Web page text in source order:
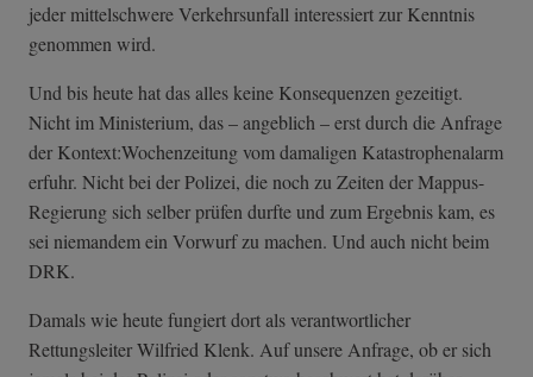
jeder mittelschwere Verkehrsunfall interessiert zur Kenntnis
genommen wird.
Und bis heute hat das alles keine Konsequenzen gezeitigt.
Nicht im Ministerium, das – angeblich – erst durch die Anfrage
der Kontext:Wochenzeitung vom damaligen Katastrophenalarm
erfuhr. Nicht bei der Polizei, die noch zu Zeiten der Mappus-
Regierung sich selber prüfen durfte und zum Ergebnis kam, es
sei niemandem ein Vorwurf zu machen. Und auch nicht beim
DRK.
Damals wie heute fungiert dort als verantwortlicher
Rettungsleiter Wilfried Klenk. Auf unsere Anfrage, ob er sich